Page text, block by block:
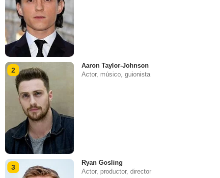
2
Aaron Taylor-Johnson
Actor, músico, guionista
3
Ryan Gosling
Actor, productor, director